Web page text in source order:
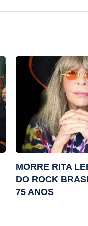
MORRE RITA
DO ROCK
75 ANOS